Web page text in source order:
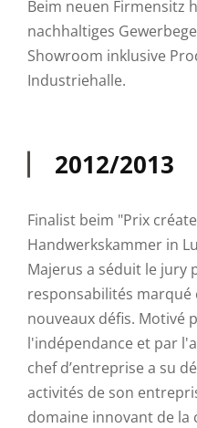
Beim neuen Firmensitz
nachhaltiges
Showroom inklusive
Industriehalle.
2012/2013
Finalist beim "Prix
Handwerkskammer in
Majerus a séduit le jury
responsabilités marqué
nouveaux défis. Motivé
l'indépendance et par
chef d’entreprise a su
activités de son
domaine innovant de